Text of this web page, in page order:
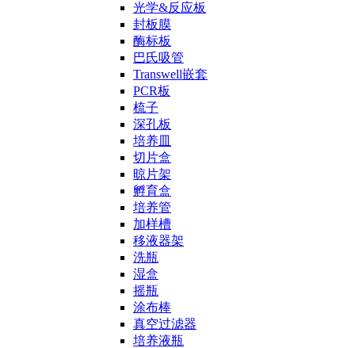
光学&反应板
封板膜
酶标板
巴氏吸管
Transwell嵌套
PCR板
梳子
深孔板
培养皿
切片盒
晾片架
孵育盒
培养管
加样槽
移液器架
洗瓶
湿盒
摇瓶
涂布棒
真空过滤器
培养液瓶